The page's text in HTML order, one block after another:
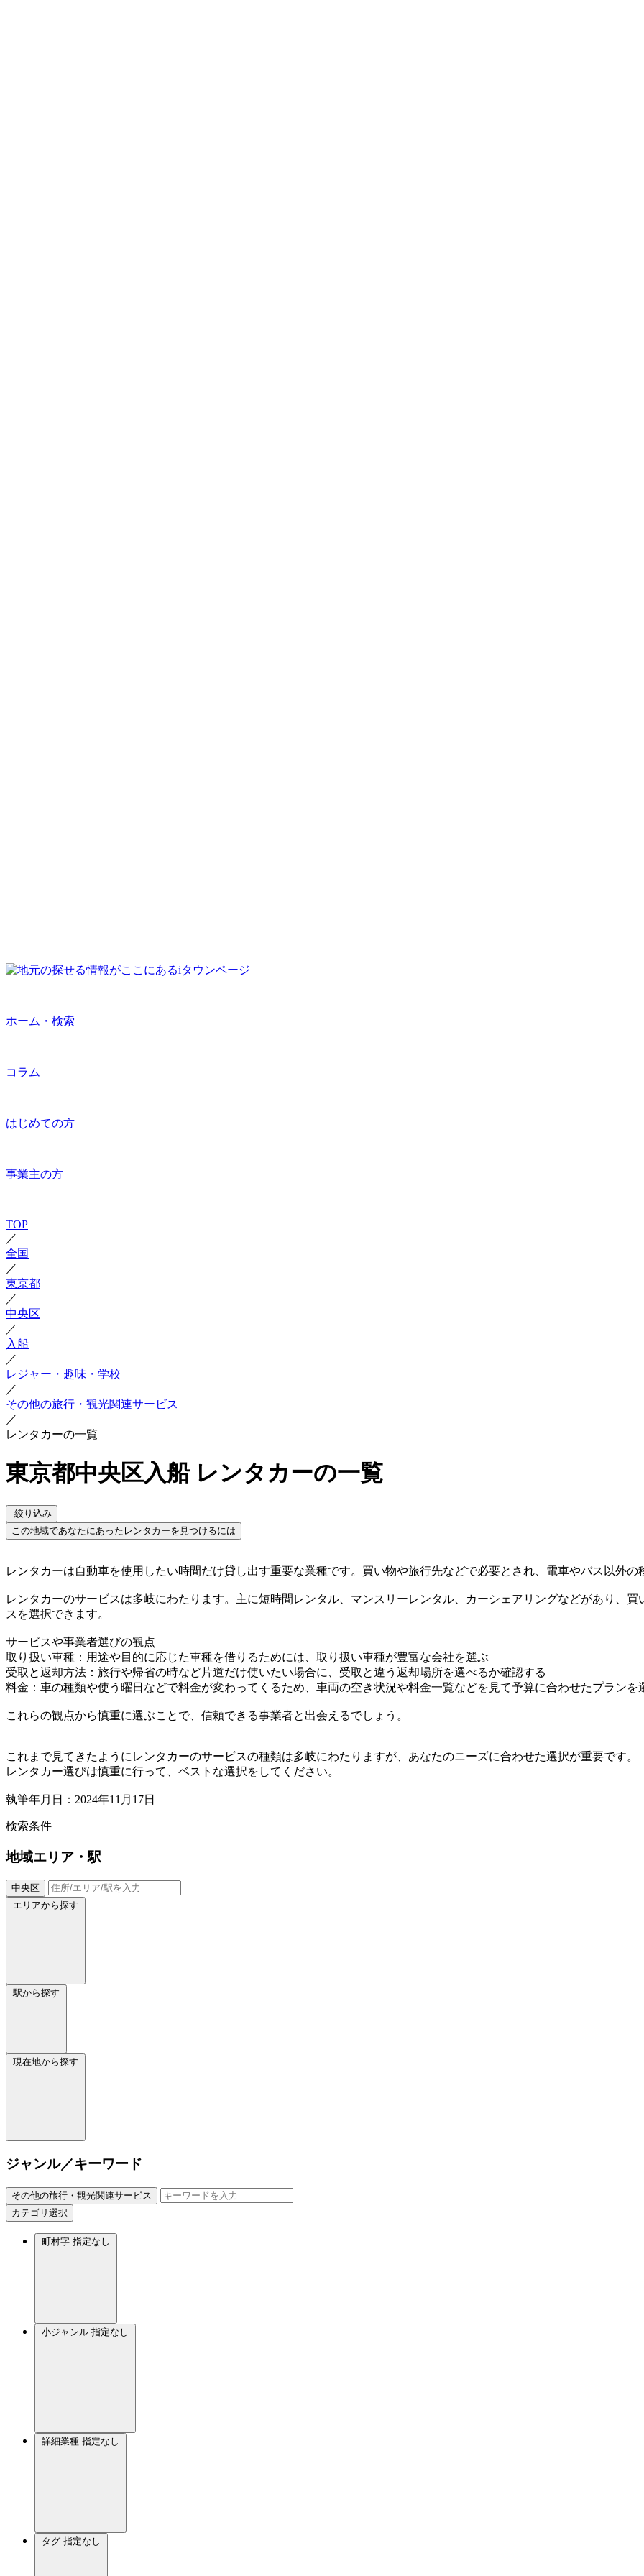
ホーム・検索
コラム
はじめての方
事業主の方
TOP
／
全国
／
東京都
／
中央区
／
入船
／
レジャー・趣味・学校
／
その他の旅行・観光関連サービス
／
レンタカーの一覧
東京都中央区入船 レンタカーの一覧
絞り込み
この地域であなたにあったレンタカーを見つけるには
レンタカーは自動車を使用したい時間だけ貸し出す重要な業種です。買い物や旅行先などで必要とされ、電車やバス以外
レンタカーのサービスは多岐にわたります。主に短時間レンタル、マンスリーレンタル、カーシェアリングなどがあり、
スを選択できます。
サービスや事業者選びの観点
取り扱い車種：用途や目的に応じた車種を借りるためには、取り扱い車種が豊富な会社を選ぶ
受取と返却方法：旅行や帰省の時など片道だけ使いたい場合に、受取と違う返却場所を選べるか確認する
料金：車の種類や使う曜日などで料金が変わってくるため、車両の空き状況や料金一覧などを見て予算に合わせたプランを
これらの観点から慎重に選ぶことで、信頼できる事業者と出会えるでしょう。
これまで見てきたようにレンタカーのサービスの種類は多岐にわたりますが、あなたのニーズに合わせた選択が重要です。
レンタカー選びは慎重に行って、ベストな選択をしてください。
執筆年月日：2024年11月17日
検索条件
地域エリア・駅
中央区
エリアから探す
駅から探す
現在地から探す
ジャンル／キーワード
その他の旅行・観光関連サービス
カテゴリ選択
町村字 指定なし
小ジャンル 指定なし
詳細業種 指定なし
タグ 指定なし